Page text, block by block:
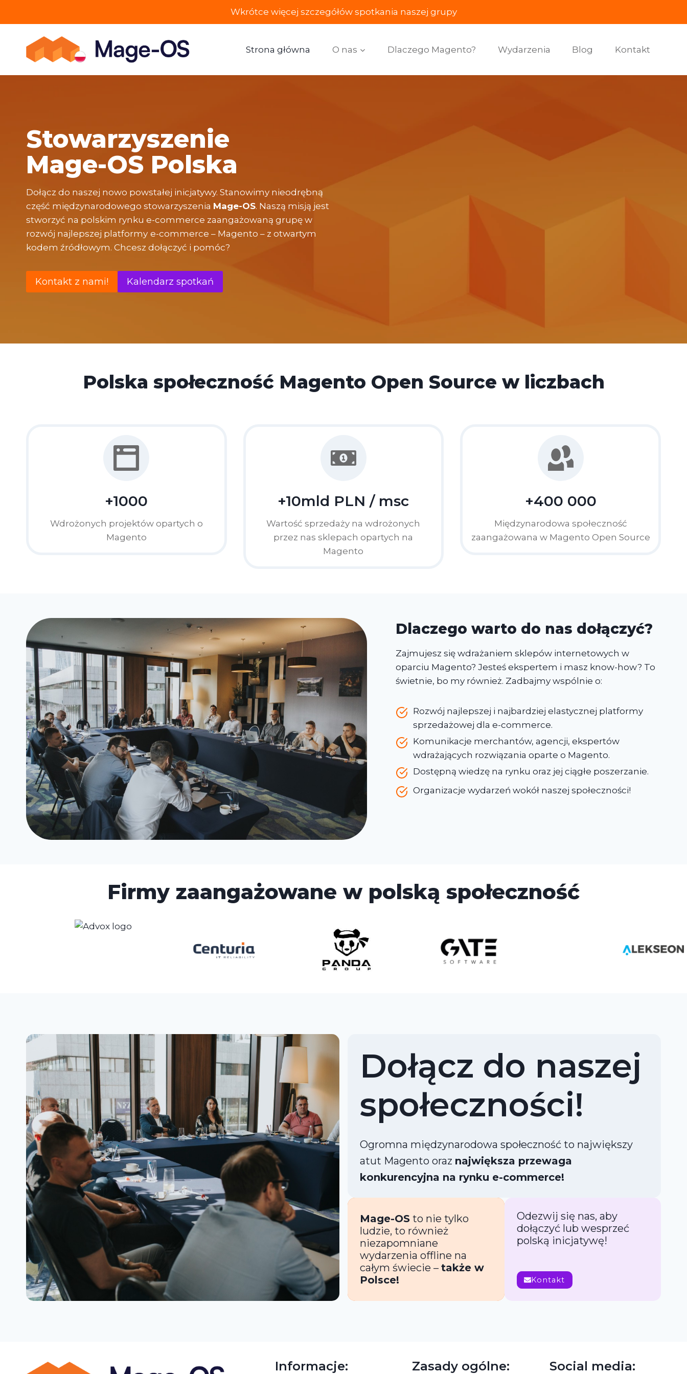
Wkrótce więcej szczegółów spotkania naszej grupy
Strona główna O nas Dlaczego Magento? Wydarzenia Blog Kontakt
Stowarzyszenie
Mage-OS Polska
Dołącz do naszej nowo powstałej inicjatywy. Stanowimy nieodrębną
część międzynarodowego stowarzyszenia Mage-OS. Naszą misją jest
stworzyć na polskim rynku e-commerce zaangażowaną grupę w
rozwój najlepszej platformy e-commerce – Magento – z otwartym
kodem źródłowym. Chcesz dołączyć i pomóc?
Kontakt z nami! Kalendarz spotkań
Polska społeczność Magento Open Source w liczbach
+1000
Wdrożonych projektów opartych o
Magento
+10mld PLN / msc
Wartość sprzedaży na wdrożonych
przez nas sklepach opartych na
Magento
+400 000
Międzynarodowa społeczność
zaangażowana w Magento Open Source
Dlaczego warto do nas dołączyć?
Zajmujesz się wdrażaniem sklepów internetowych w
oparciu Magento? Jesteś ekspertem i masz know-how? To
świetnie, bo my również. Zadbajmy wspólnie o:
Rozwój najlepszej i najbardziej elastycznej platformy
sprzedażowej dla e-commerce.
Komunikacje merchantów, agencji, ekspertów
wdrażających rozwiązania oparte o Magento.
Dostępną wiedzę na rynku oraz jej ciągłe poszerzanie.
Organizacje wydarzeń wokół naszej społeczności!
Firmy zaangażowane w polską społeczność
Dołącz do naszej
społeczności!
Ogromna międzynarodowa społeczność to największy
atut Magento oraz największa przewaga
konkurencyjna na rynku e-commerce!
Mage-OS to nie tylko
ludzie, to również
niezapomniane
wydarzenia offline na
całym świecie – także w
Polsce!
Odezwij się nas, aby
dołączyć lub wesprzeć
polską inicjatywę!
Kontakt
Informacje: Zasady ogólne: Social media: